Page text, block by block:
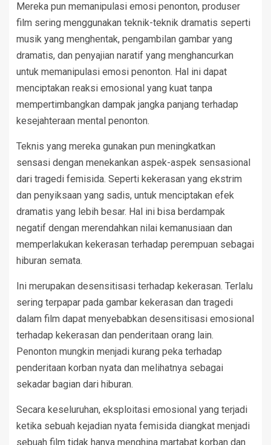
Mereka pun memanipulasi emosi penonton, produser
film sering menggunakan teknik-teknik dramatis seperti
musik yang menghentak, pengambilan gambar yang
dramatis, dan penyajian naratif yang menghancurkan
untuk memanipulasi emosi penonton. Hal ini dapat
menciptakan reaksi emosional yang kuat tanpa
mempertimbangkan dampak jangka panjang terhadap
kesejahteraan mental penonton.
Teknis yang mereka gunakan pun meningkatkan
sensasi dengan menekankan aspek-aspek sensasional
dari tragedi femisida. Seperti kekerasan yang ekstrim
dan penyiksaan yang sadis, untuk menciptakan efek
dramatis yang lebih besar. Hal ini bisa berdampak
negatif dengan merendahkan nilai kemanusiaan dan
memperlakukan kekerasan terhadap perempuan sebagai
hiburan semata.
Ini merupakan desensitisasi terhadap kekerasan. Terlalu
sering terpapar pada gambar kekerasan dan tragedi
dalam film dapat menyebabkan desensitisasi emosional
terhadap kekerasan dan penderitaan orang lain.
Penonton mungkin menjadi kurang peka terhadap
penderitaan korban nyata dan melihatnya sebagai
sekadar bagian dari hiburan.
Secara keseluruhan, eksploitasi emosional yang terjadi
ketika sebuah kejadian nyata femisida diangkat menjadi
sebuah film tidak hanya menghina martabat korban dan